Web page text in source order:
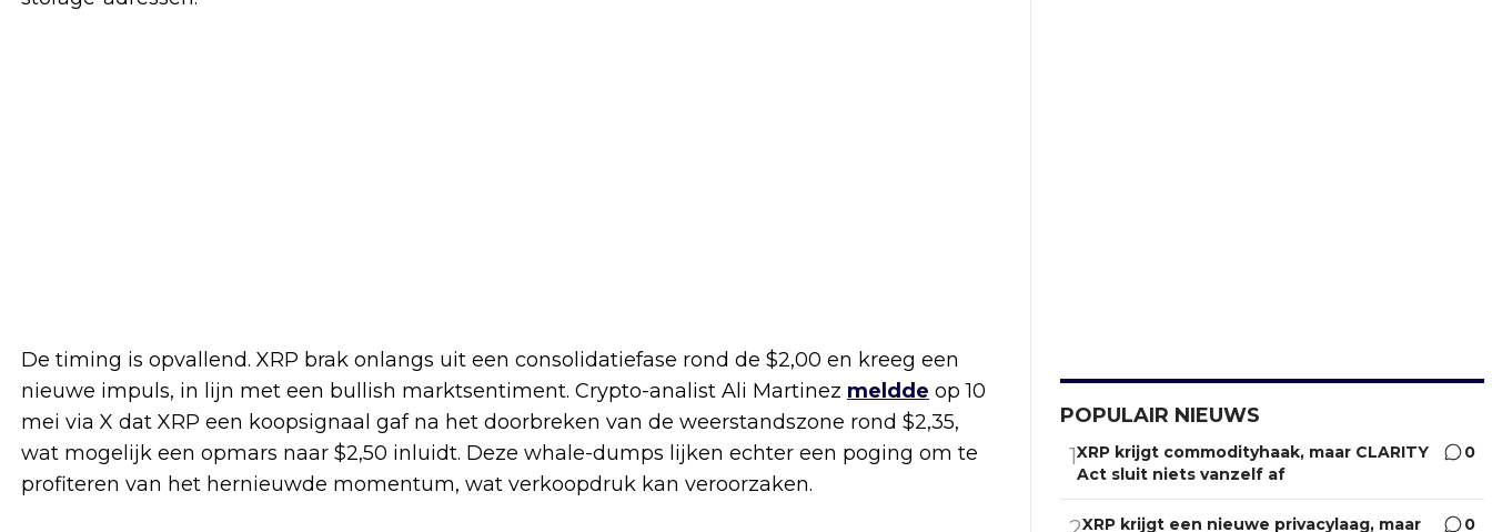
De timing is opvallend. XRP brak onlangs uit een consolidatiefase rond de $2,00 en kreeg een
nieuwe impuls, in lijn met een bullish marktsentiment. Crypto-analist Ali Martinez meldde op 10
mei via X dat XRP een koopsignaal gaf na het doorbreken van de weerstandszone rond $2,35,
wat mogelijk een opmars naar $2,50 inluidt. Deze whale-dumps lijken echter een poging om te
profiteren van het hernieuwde momentum, wat verkoopdruk kan veroorzaken.
POPULAIR NIEUWS
1XRP krijgt commodityhaak, maar CLARITY
Act sluit niets vanzelf af
0
XRP krijgt een nieuwe privacylaag, maar
0